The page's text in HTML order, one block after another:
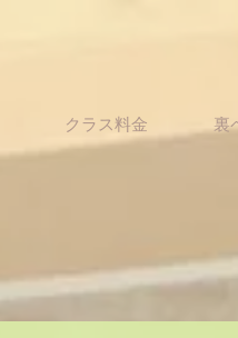
クラス料金 裏